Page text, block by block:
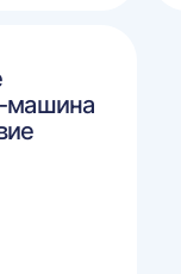
машина